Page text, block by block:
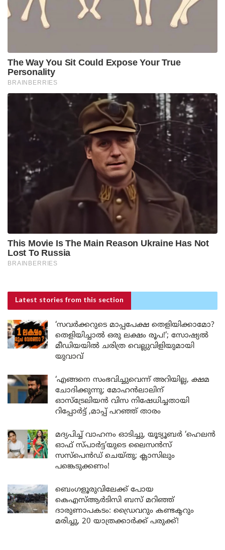
Latest stories from this section
‘സവർക്കറുടെ മാപ്പപേക്ഷ തെളിയിക്കാമോ?
തെളിയിച്ചാൽ ഒരു ലക്ഷം രൂപ!’; സോഷ്യൽ
മീഡിയയിൽ ചരിത്ര വെല്ലുവിളിയുമായി
യുവാവ്
‘എങ്ങനെ സംഭവിച്ചുവെന്ന് അറിയില്ല, ക്ഷമ
ചോദിക്കുന്നു; മോഹൻലാലിന്
ഓസ്ട്രേലിയൻ വിസ നിഷേധിച്ചതായി
റിപ്പോർട്ട് ,മാപ്പ് പറഞ്ഞ് താരം
മദ്യപിച്ച് വാഹനം ഓടിച്ചു, യൂട്യൂബർ ‘ഹെലൻ
ഓഫ് സ്പാർട്ട’യുടെ ലൈസൻസ്
സസ്പെൻഡ് ചെയ്തു; ക്ലാസിലും
പങ്കെടുക്കണം!
ബെംഗളൂരുവിലേക്ക് പോയ
കെഎസ്ആർടിസി ബസ് മറിഞ്ഞ്
ദാരുണാപകടം: ഡ്രൈവറും കണ്ടക്ടറും
മരിച്ചു, 20 യാത്രക്കാർക്ക് പരുക്ക്!